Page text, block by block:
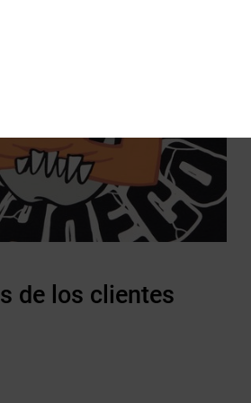
de los clientes